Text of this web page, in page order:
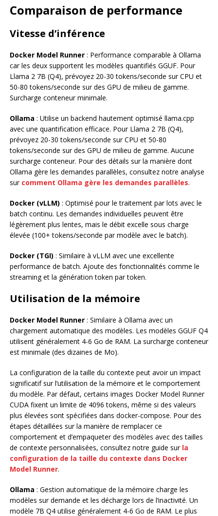
Comparaison de performance
Vitesse d’inférence
Docker Model Runner : Performance comparable à Ollama
car les deux supportent les modèles quantifiés GGUF. Pour
Llama 2 7B (Q4), prévoyez 20-30 tokens/seconde sur CPU et
50-80 tokens/seconde sur des GPU de milieu de gamme.
Surcharge conteneur minimale.
Ollama : Utilise un backend hautement optimisé llama.cpp
avec une quantification efficace. Pour Llama 2 7B (Q4),
prévoyez 20-30 tokens/seconde sur CPU et 50-80
tokens/seconde sur des GPU de milieu de gamme. Aucune
surcharge conteneur. Pour des détails sur la manière dont
Ollama gère les demandes parallèles, consultez notre analyse
sur comment Ollama gère les demandes parallèles.
Docker (vLLM) : Optimisé pour le traitement par lots avec le
batch continu. Les demandes individuelles peuvent être
légèrement plus lentes, mais le débit excelle sous charge
élevée (100+ tokens/seconde par modèle avec le batch).
Docker (TGI) : Similaire à vLLM avec une excellente
performance de batch. Ajoute des fonctionnalités comme le
streaming et la génération token par token.
Utilisation de la mémoire
Docker Model Runner : Similaire à Ollama avec un
chargement automatique des modèles. Les modèles GGUF Q4
utilisent généralement 4-6 Go de RAM. La surcharge conteneur
est minimale (des dizaines de Mo).
La configuration de la taille du contexte peut avoir un impact
significatif sur l’utilisation de la mémoire et le comportement
du modèle. Par défaut, certains images Docker Model Runner
CUDA fixent un limite de 4096 tokens, même si des valeurs
plus élevées sont spécifiées dans docker-compose. Pour des
étapes détaillées sur la manière de remplacer ce
comportement et d’empaqueter des modèles avec des tailles
de contexte personnalisées, consultez notre guide sur la
configuration de la taille du contexte dans Docker
Model Runner.
Ollama : Gestion automatique de la mémoire charge les
modèles sur demande et les décharge lors de l’inactivité. Un
modèle 7B Q4 utilise généralement 4-6 Go de RAM. Le plus